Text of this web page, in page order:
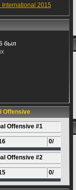
International 2015
был
Offensive
Offensive #1
0/
Offensive #2
0/